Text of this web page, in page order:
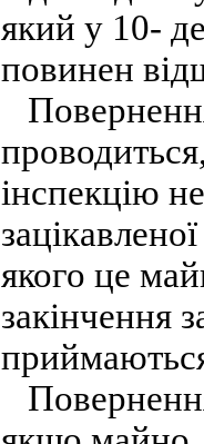
який у 10-
повинен
інспекцію
якого це
закінчення